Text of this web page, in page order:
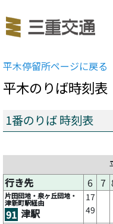
平木停留所ページに戻る
平木のりば時刻表
1番のりば 時刻表
行き先
6 7
片田団地・泉ヶ丘団地・
津新町駅経由
91 津駅
17
49